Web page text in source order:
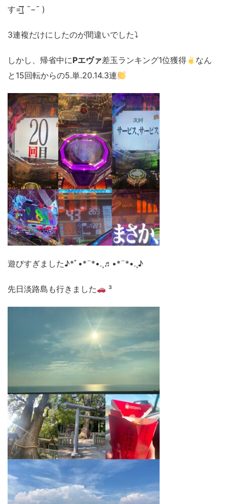
す=͟͟͞͞( ¯−︎¯ )
3連複だけにしたのが間違いでした⤵︎
しかし、帰省中にPエヴァ差玉ランキング1位獲得
なん
と15回転からの5.単.20.14.3連
遊びすぎました♪*ﾟ•*¨*•.¸♬︎•*¨*•.¸♪
先日淡路島も行きました ³